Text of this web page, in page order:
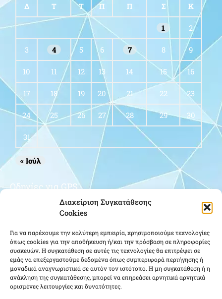
Διαχείριση Συγκατάθεσης
Cookies
Για να παρέχουμε την καλύτερη εμπειρία, χρησιμοποιούμε τεχνολογίες
όπως cookies για την αποθήκευση ή/και την πρόσβαση σε πληροφορίες
συσκευών. Η συγκατάθεση σε αυτές τις τεχνολογίες θα επιτρέψει σε
εμάς να επεξεργαστούμε δεδομένα όπως συμπεριφορά περιήγησης ή
μοναδικά αναγνωριστικά σε αυτόν τον ιστότοπο. Η μη συγκατάθεση ή η
ανάκληση της συγκατάθεσης, μπορεί να επηρεάσει αρνητικά αρνητικά
ορισμένες λειτουργίες και δυνατότητες.
Δ Τ Τ Π Π Σ Κ
1 2
3 4 5 6 7 8 9
10 11 12 13 14 15 16
17 18 19 20 21 22 23
24 25 26 27 28 29 30
31
« Ιούλ
Οδηγίες για GPS
Κάντε κλικ για να αποδεχτείτε cookies
εμπορικής προώθησης και να